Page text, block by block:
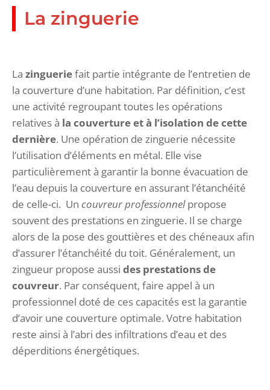
La zinguerie
La zingueriefait partie intégrante de l’entretien de
la couverture d’une habitation. Par définition, c’est
une activité regroupant toutes les opérations
relatives à la couverture et à l’isolation de cette
dernière. Une opération de zinguerie nécessite
l’utilisation d’éléments en métal. Elle vise
particulièrement à garantir la bonne évacuation de
l’eau depuis la couverture en assurant l’étanchéité
de celle-ci. Un couvreur professionnelpropose
souvent des prestations en zinguerie. Il se charge
alors de la pose des gouttières et des chéneaux afin
d’assurer l’étanchéité du toit. Généralement, un
zingueur propose aussi des prestations de
couvreur. Par conséquent, faire appel à un
professionnel doté de ces capacités est la garantie
d’avoir une couverture optimale. Votre habitation
reste ainsi à l’abri des infiltrations d’eau et des
déperditions énergétiques.